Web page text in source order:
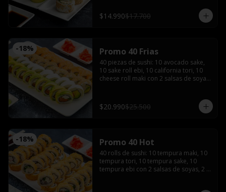
$14.990$17.700
-18% Promo 40 Frias
40 piezas de sushi: 10 avocado sake,
10 sake roll ebi, 10 california tori, 10
cheese roll maki con 2 salsas de soya,
$20.990$25.500
-18% Promo 40 Hot
40 rolls de sushi: 10 tempura maki, 10
tempura tori, 10 tempura sake, 10
tempura ebi con 2 salsas de soyas, 2